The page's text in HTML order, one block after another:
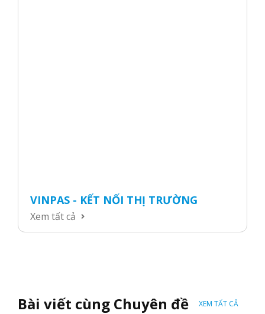
VINPAS - KẾT NỐI THỊ TRƯỜNG
Xem tất cả
Bài viết cùng Chuyên đề XEM TẤT CẢ